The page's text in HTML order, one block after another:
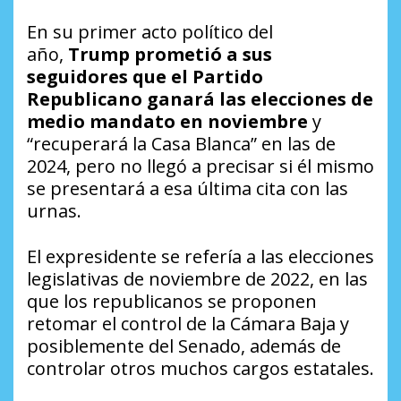
En su primer acto político del
año, Trump prometió a sus
seguidores que el Partido
Republicano ganará las elecciones de
medio mandato en noviembre y
“recuperará la Casa Blanca” en las de
2024, pero no llegó a precisar si él mismo
se presentará a esa última cita con las
urnas.
El expresidente se refería a las elecciones
legislativas de noviembre de 2022, en las
que los republicanos se proponen
retomar el control de la Cámara Baja y
posiblemente del Senado, además de
controlar otros muchos cargos estatales.